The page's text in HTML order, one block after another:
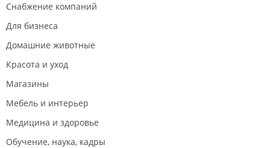
Снабжение компаний
Для бизнеса
Домашние животные
Красота и уход
Магазины
Мебель и интерьер
Медицина и здоровье
Обучение, наука, кадры